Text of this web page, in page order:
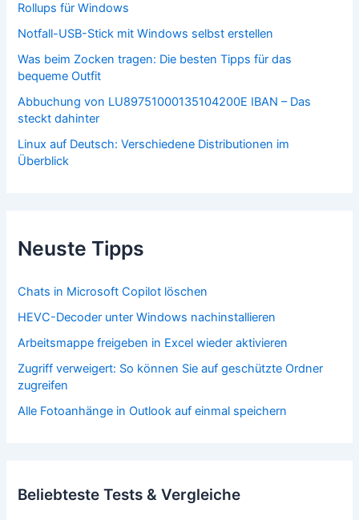
Rollups für Windows
Notfall-USB-Stick mit Windows selbst erstellen
Was beim Zocken tragen: Die besten Tipps für das
bequeme Outfit
Abbuchung von LU89751000135104200E IBAN – Das
steckt dahinter
Linux auf Deutsch: Verschiedene Distributionen im
Überblick
Neuste Tipps
Chats in Microsoft Copilot löschen
HEVC-Decoder unter Windows nachinstallieren
Arbeitsmappe freigeben in Excel wieder aktivieren
Zugriff verweigert: So können Sie auf geschützte Ordner
zugreifen
Alle Fotoanhänge in Outlook auf einmal speichern
Beliebteste Tests & Vergleiche